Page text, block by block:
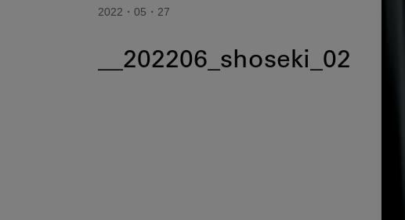
2022・05・27
__202206_shoseki_02